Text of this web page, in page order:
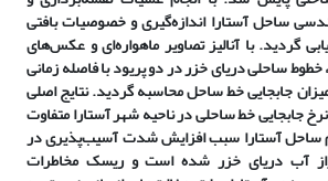
ساحل آستارا اندازهگیری و خصوصیات بافتی
گردید. با آنالیز تصاویر ماهوارهای و عکسهای
خطوط ساحلی دریای خزر در دو پریود با فاصله زمانی
جابجایی خط ساحل محاسبه گردید. نتایج اصلی
جابجایی خط ساحلی در ناحیه شهر آستارا متفاوت
ساحل آستارا سبب افزایش شدت آسیبپذیری در
آب دریای خزر شده است و ریسک مخاطرات